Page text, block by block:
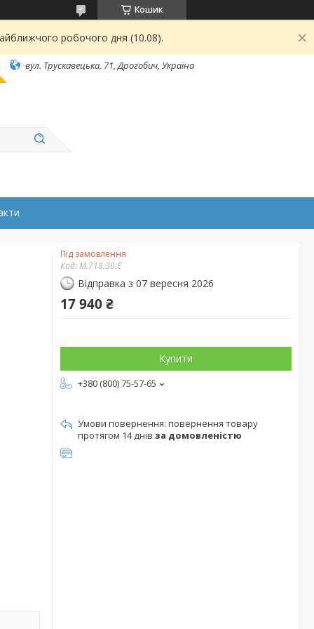
Кошик
робочого дня (10.08).
вул. Трускавецька, 71, Дрогобич, Україна
Під замовлення
Код:M.718.30.Е
Відправка з 07 вересня 2026
17 940 ₴
Купити
+380 (800) 75-57-65
повернення товару
протягом 14 днів за домовленістю